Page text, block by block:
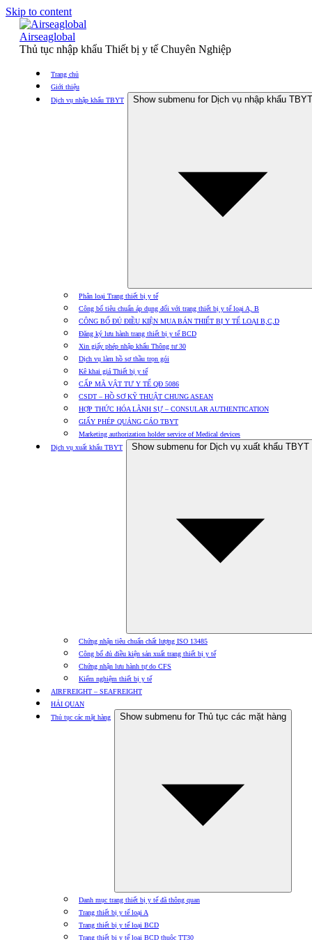
Skip to content
Airseaglobal
Thủ tục nhập khẩu Thiết bị y tế Chuyên Nghiệp
Trang chủ
Giới thiệu
Dịch vụ nhập khẩu TBYT
Show submenu for Dịch vụ nhập khẩu TBYT
Phân loại Trang thiết bị y tế
Công bố tiêu chuẩn áp dụng đối với trang thiết bị y tế loại A, B
CÔNG BỐ ĐỦ ĐIỀU KIỆN MUA BÁN THIẾT BỊ Y TẾ LOẠI B,C,D
Đăng ký lưu hành trang thiết bị y tế BCD
Xin giấy phép nhập khẩu Thông tư 30
Dịch vụ làm hồ sơ thầu trọn gói
Kê khai giá Thiết bị y tế
CẤP MÃ VẬT TƯ Y TẾ QĐ 5086
CSDT – HỒ SƠ KỸ THUẬT CHUNG ASEAN
HỢP THỨC HÓA LÃNH SỰ – CONSULAR AUTHENTICATION
GIẤY PHÉP QUẢNG CÁO TBYT
Marketing authorization holder service of Medical devices
Dịch vụ xuất khẩu TBYT
Show submenu for Dịch vụ xuất khẩu TBYT
Chứng nhận tiêu chuẩn chất lượng ISO 13485
Công bố đủ điều kiện sản xuất trang thiết bị y tế
Chứng nhận lưu hành tự do CFS
Kiểm nghiệm thiết bị y tế
AIRFREIGHT – SEAFREIGHT
HẢI QUAN
Thủ tục các mặt hàng
Show submenu for Thủ tục các mặt hàng
Danh mục trang thiết bị y tế đã thông quan
Trang thiết bị y tế loại A
Trang thiết bị y tế loại BCD
Trang thiết bị y tế loại BCD thuộc TT30